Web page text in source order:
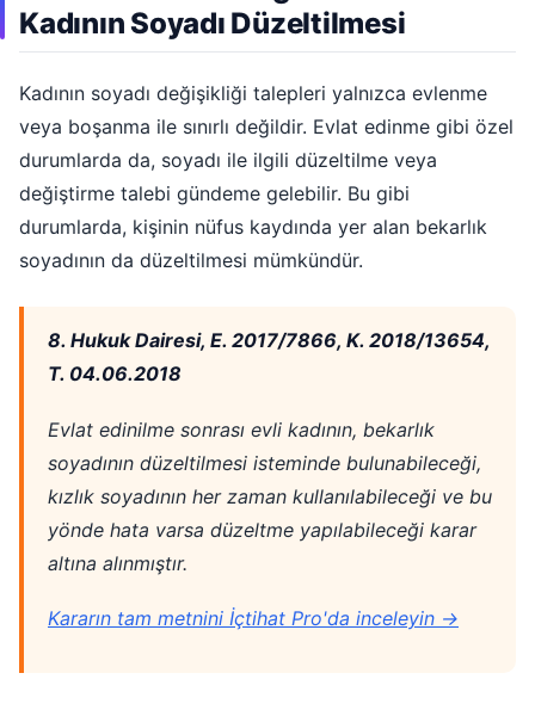
Kadının Soyadı Düzeltilmesi
Kadının soyadı değişikliği talepleri yalnızca evlenme
veya boşanma ile sınırlı değildir. Evlat edinme gibi özel
durumlarda da, soyadı ile ilgili düzeltilme veya
değiştirme talebi gündeme gelebilir. Bu gibi
durumlarda, kişinin nüfus kaydında yer alan bekarlık
soyadının da düzeltilmesi mümkündür.
8. Hukuk Dairesi, E. 2017/7866, K. 2018/13654,
T. 04.06.2018
Evlat edinilme sonrası evli kadının, bekarlık
soyadının düzeltilmesi isteminde bulunabileceği,
kızlık soyadının her zaman kullanılabileceği ve bu
yönde hata varsa düzeltme yapılabileceği karar
altına alınmıştır.
Kararın tam metnini İçtihat Pro'da inceleyin →